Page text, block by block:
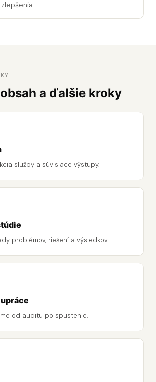
a ďalšie kroky
služby a súvisiace výstupy.
problémov, riešení a výsledkov.
od auditu po spustenie.